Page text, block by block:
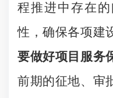
程推进中存在
性，确保各项建
要做好项目服务
前期的征地、审